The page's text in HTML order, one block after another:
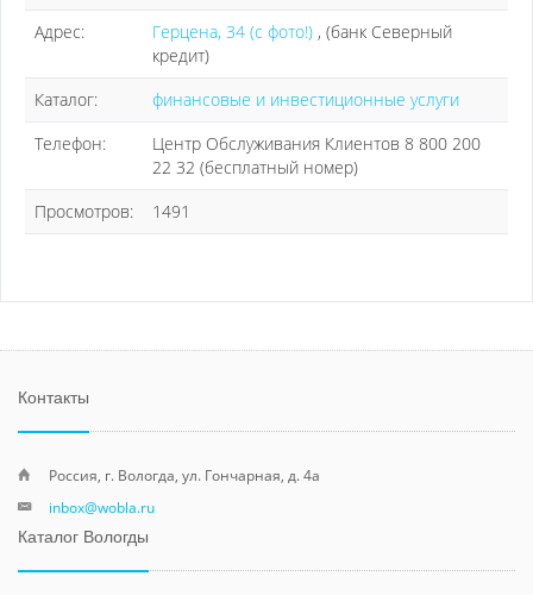
Адрес:
Герцена, 34 (с фото!) , (банк Северный
кредит)
Каталог:
финансовые и инвестиционные услуги
Телефон:
Центр Обслуживания Клиентов 8 800 200
22 32 (бесплатный номер)
Просмотров:
1491
Контакты
Россия, г. Вологда, ул. Гончарная, д. 4а
inbox@wobla.ru
Каталог Вологды